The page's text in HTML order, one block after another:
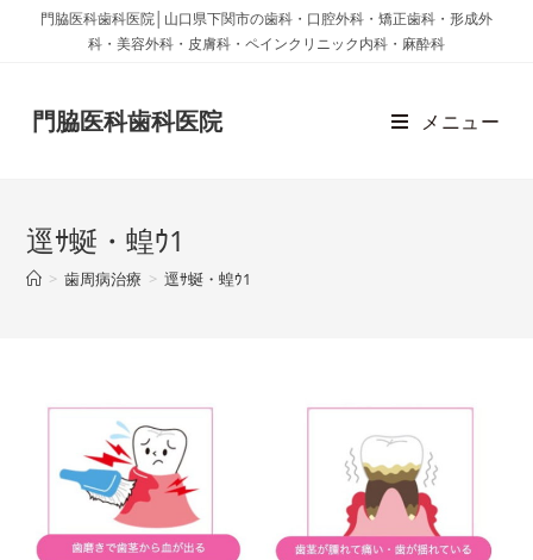
門脇医科歯科医院│山口県下関市の歯科・口腔外科・矯正歯科・形成外
科・美容外科・皮膚科・ペインクリニック内科・麻酔科
門脇医科歯科医院 メニュー
逕ｻ蜒・蝗ｳ1
> 歯周病治療 > 逕ｻ蜒・蝗ｳ1